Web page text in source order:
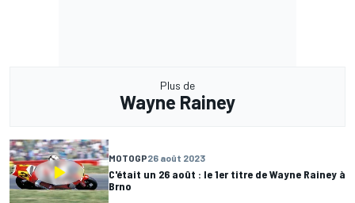
Plus de
Wayne Rainey
MOTOGP26 août 2023
C'était un 26 août : le 1er titre de Wayne Rainey à
Brno